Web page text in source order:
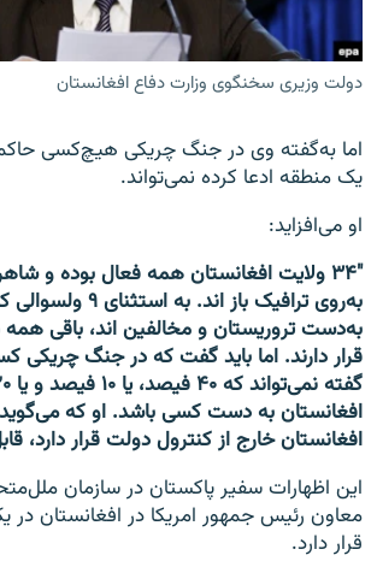
دولت وزیری سخنگوی وزارت دفاع افغانستان
اما به‌گفته وی در جنگ چریکی هیچ‌کسی
یک منطقه ادعا کرده نمی‌تواند.
او می‌افزاید:
"۳۴ ولایت افغانستان همه فعال بوده و
به‌روی ترافیک باز
به‌دست تروریستان و مخالفین اند، باقی
قرار دارند. اما باید گفت که در جنگ چریکی
افغانستان خارج از کنترول دولت قرار دارد،
این اظهارات سفیر پاکستان در سازمان
معاون رئیس جمهور امریکا در افغانستان
قرار دارد.